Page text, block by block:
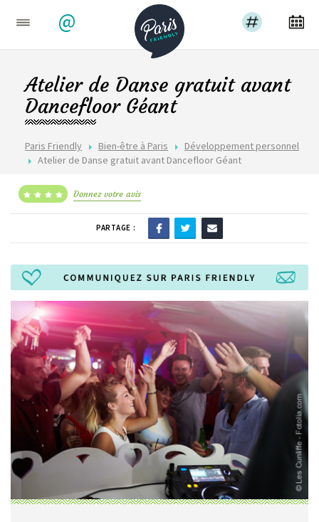
@
Paris Friendly Bien-être à Paris
Développement personnel
Atelier de Danse gratuit avant Dancefloor Géant
Atelier de Danse gratuit avant
Dancefloor Géant
Donnez votre avis
PARTAGE :